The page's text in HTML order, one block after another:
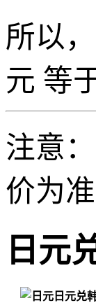
所以
元 等
注意
价为准
日元
日元兑